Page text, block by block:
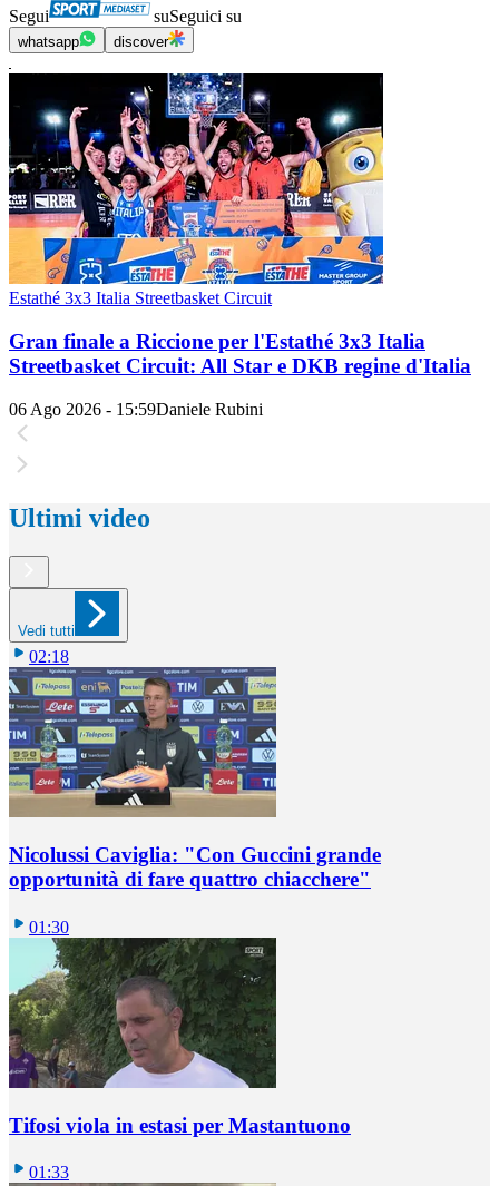
Segui suSeguici su
whatsapp discover
Estathé 3x3 Italia Streetbasket Circuit
Gran finale a Riccione per l'Estathé 3x3 Italia
Streetbasket Circuit: All Star e DKB regine d'Italia
06 Ago 2026 - 15:59Daniele Rubini
Ultimi video
Vedi tutti
02:18
Nicolussi Caviglia: "Con Guccini grande
opportunità di fare quattro chiacchere"
01:30
Tifosi viola in estasi per Mastantuono
01:33